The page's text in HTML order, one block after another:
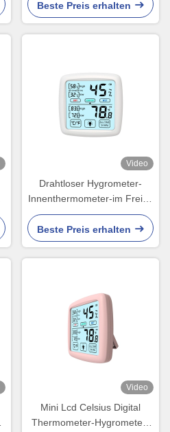
Brutkasten 24h
Beste Preis erhalten
Video
Drahtloser Hygrometer-
Innenthermometer-im Freien
manuelle Batteriehalterung
Digital
Beste Preis erhalten
Video
Mini Lcd Celsius Digital
Thermometer-Hygrometer-